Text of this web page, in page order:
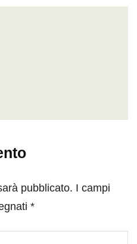
pubblicato. I campi
*